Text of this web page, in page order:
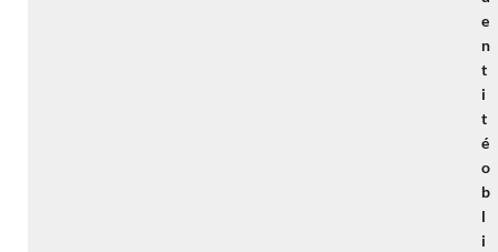
e
n
t
i
t
é
o
b
l
i